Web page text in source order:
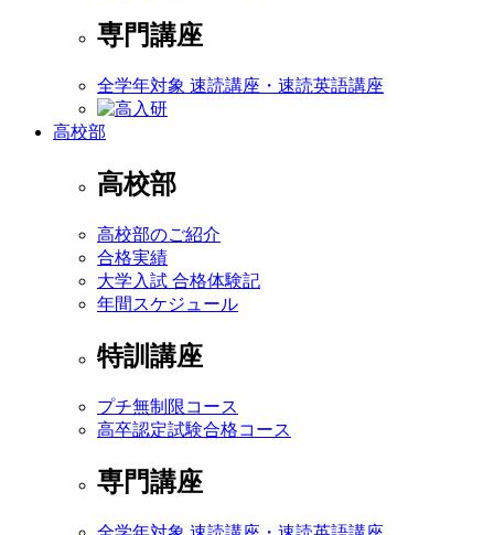
専門講座
全学年対象 速読講座・速読英語講座
高校部
高校部
高校部のご紹介
合格実績
大学入試 合格体験記
年間スケジュール
特訓講座
プチ無制限コース
高卒認定試験合格コース
専門講座